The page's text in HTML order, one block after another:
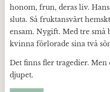
honom, frun, deras liv.
sluta. Så fruktansvärt
ensam. Nygift. Med tre små
kvinna förlorade sina två
Det finns fler tragedier.
djupet.